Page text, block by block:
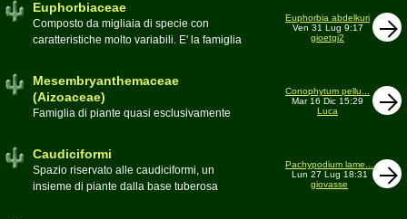
Euphorbiaceae
Composto da migliaia di specie con
caratteristiche molto variabili. E' la famiglia
popolazioni anche nel nostro paese
Moderatorebeppe58
Euphorbia abdelkuri
Ven 31 Lug 9:17
gioetgi2
Mesembryanthemaceae
(Aizoaceae)
Famiglia di piante quasi esclusivamente
appartenenti alla famiglia
Conophytum pellu...
Mar 16 Dic 15:29
Luca
Caudiciformi
Spazio riservato alle caudiciformi, un
insieme di piante dalla base tuberosa
Pachypodium lame...
Lun 27 Lug 18:31
giovasse